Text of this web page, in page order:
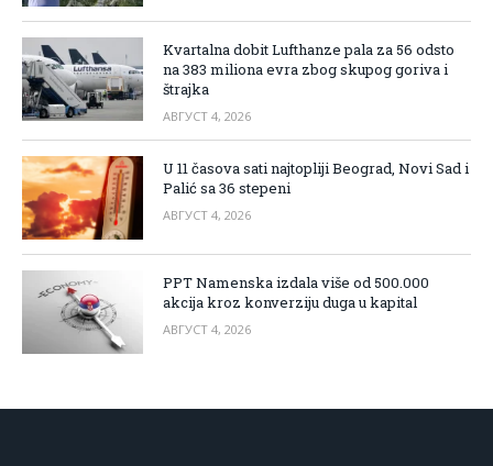
Kvartalna dobit Lufthanze pala za 56 odsto
na 383 miliona evra zbog skupog goriva i
štrajka
АВГУСТ 4, 2026
U 11 časova sati najtopliji Beograd, Novi Sad i
Palić sa 36 stepeni
АВГУСТ 4, 2026
PPT Namenska izdala više od 500.000
akcija kroz konverziju duga u kapital
АВГУСТ 4, 2026